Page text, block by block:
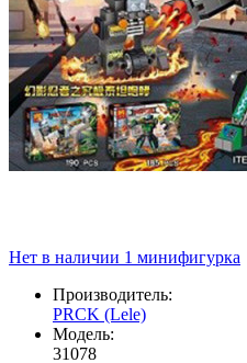
Нет в наличии 1 минифигурка
Производитель:
PRCK (Lele)
Модель:
31078